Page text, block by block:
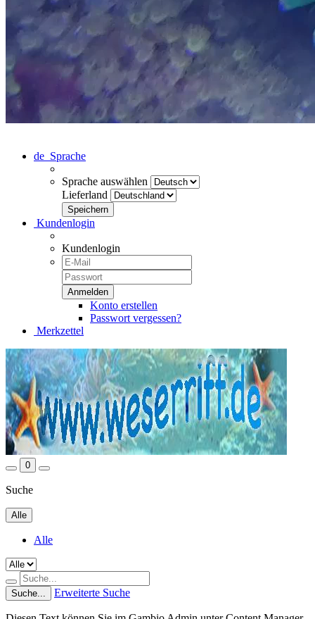
de Sprache
Sprache auswählen
Lieferland
Kundenlogin
Kundenlogin
Konto erstellen
Passwort vergessen?
Merkzettel
0
Suche
Alle
Alle
Suche... Erweiterte Suche